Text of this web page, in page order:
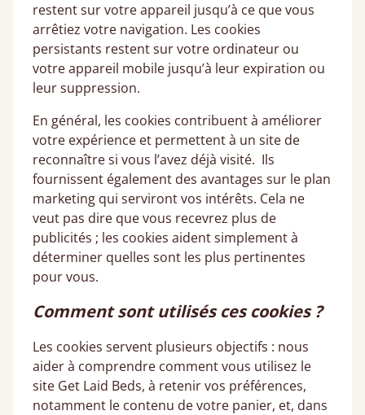
restent sur votre appareil jusqu’à ce que vous
arrêtiez votre navigation. Les cookies
persistants restent sur votre ordinateur ou
votre appareil mobile jusqu’à leur expiration ou
leur suppression.
En général, les cookies contribuent à améliorer
votre expérience et permettent à un site de
reconnaître si vous l’avez déjà visité. Ils
fournissent également des avantages sur le plan
marketing qui serviront vos intérêts. Cela ne
veut pas dire que vous recevrez plus de
publicités ; les cookies aident simplement à
déterminer quelles sont les plus pertinentes
pour vous.
Comment sont utilisés ces cookies ?
Les cookies servent plusieurs objectifs : nous
aider à comprendre comment vous utilisez le
site Get Laid Beds, à retenir vos préférences,
notamment le contenu de votre panier, et, dans